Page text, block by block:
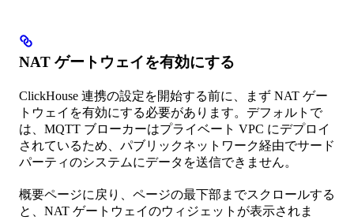
NAT ゲートウェイを有効にする
ClickHouse 連携の設定を開始する前に、まず NAT ゲー
トウェイを有効にする必要があります。デフォルトで
は、MQTT ブローカーはプライベート VPC にデプロイ
されているため、パブリックネットワーク経由でサード
パーティのシステムにデータを送信できません。
概要ページに戻り、ページの最下部までスクロールする
と、NAT ゲートウェイのウィジェットが表示されま